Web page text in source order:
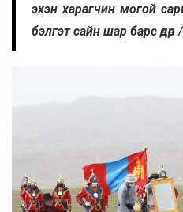
эхэн харагчин могой
бэлгэт сайн шар барс